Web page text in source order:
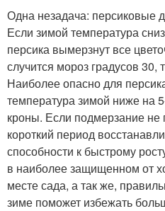
Одна незадача: персиковые
Если зимой температура
персика вымерзнут все
случится мороз градусов 30,
Наиболее опасно для
температура зимой ниже на
кроны. Если подмерзание не
короткий период
способности к быстрому
в наиболее защищенном от
месте сада, а так же,
зиме поможет избежать